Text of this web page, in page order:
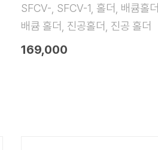
SFCV-, SFCV-1, 홀더, 배큠홀더,
배큠 홀더, 진공홀더, 진공 홀더
169,000